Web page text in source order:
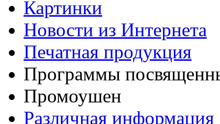
Картинки
Новости из Интернета
Печатная продукция
Программы
Промоушен
Различная информация